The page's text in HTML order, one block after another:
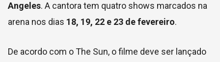
Angeles. A cantora tem quatro shows marcados na
arena nos dias 18, 19, 22 e 23 de fevereiro.
De acordo com o The Sun, o filme deve ser lançado